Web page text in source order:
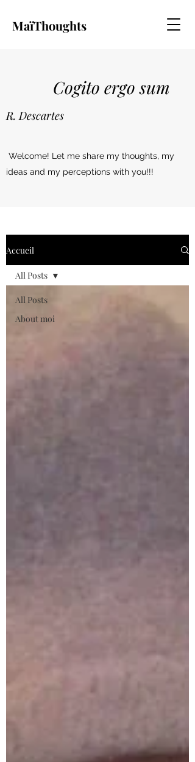
MaïThoughts
Accueil
All Posts
About moi
All Posts
Cogito ergo sum
Welcome! Let me share my thoughts, my
ideas and my perceptions with you!!!
R. Descartes